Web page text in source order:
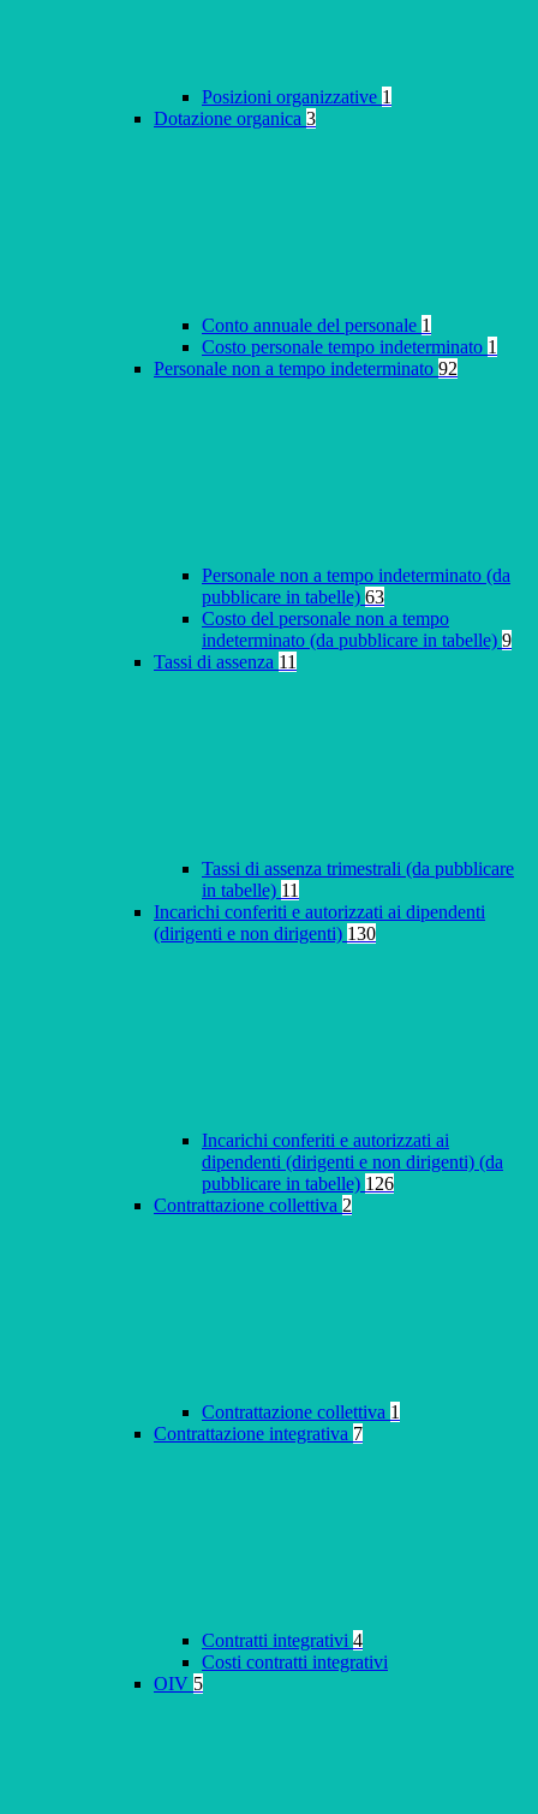
Posizioni organizzative 1
Dotazione organica 3
Conto annuale del personale 1
Costo personale tempo indeterminato 1
Personale non a tempo indeterminato 92
Personale non a tempo indeterminato (da
pubblicare in tabelle) 63
Costo del personale non a tempo
indeterminato (da pubblicare in tabelle) 9
Tassi di assenza 11
Tassi di assenza trimestrali (da pubblicare
in tabelle) 11
Incarichi conferiti e autorizzati ai dipendenti
(dirigenti e non dirigenti) 130
Incarichi conferiti e autorizzati ai
dipendenti (dirigenti e non dirigenti) (da
pubblicare in tabelle) 126
Contrattazione collettiva 2
Contrattazione collettiva 1
Contrattazione integrativa 7
Contratti integrativi 4
Costi contratti integrativi
OIV 5